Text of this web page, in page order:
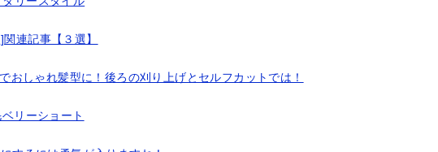
連記事【３選】
おしゃれ髪型に！後ろの刈り上げとセルフカットでは！
リーショート